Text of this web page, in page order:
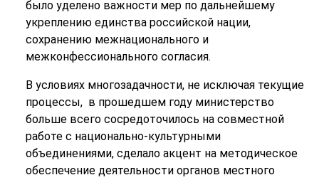
было уделено важности мер по дальнейшему
укреплению единства российской нации,
сохранению межнационального и
межконфессионального согласия.
В условиях многозадачности, не исключая текущие
процессы, в прошедшем году министерство
больше всего сосредоточилось на совместной
работе с национально-культурными
объединениями, сделало акцент на методическое
обеспечение деятельности органов местного